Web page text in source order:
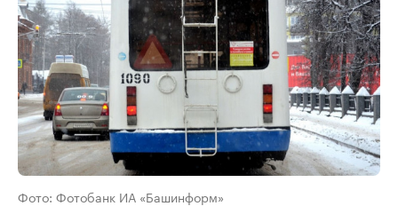
Фото: Фотобанк ИА «Башинформ»